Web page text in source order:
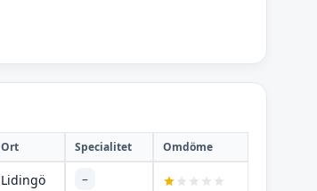
Ort Specialitet Omdöme
Lidingö –